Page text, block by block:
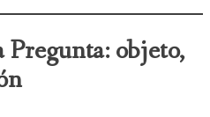
objeto,